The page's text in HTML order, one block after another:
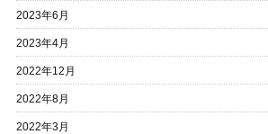
2023年6月
2023年4月
2022年12月
2022年8月
2022年3月